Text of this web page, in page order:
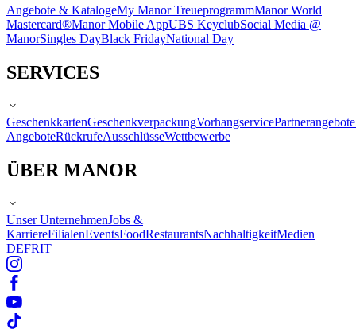
Angebote & KatalogeMy Manor TreueprogrammManor World
Mastercard®Manor Mobile AppUBS KeyclubSocial Media @
ManorSingles DayBlack FridayNational Day
SERVICES
GeschenkkartenGeschenkverpackungVorhangservicePartnerangebote
AngeboteRückrufeAusschlüsseWettbewerbe
ÜBER MANOR
Unser UnternehmenJobs &
KarriereFilialenEventsFoodRestaurantsNachhaltigkeitMedien
DEFRIT